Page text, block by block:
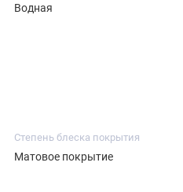
Водная
Степень блеска покрытия
Матовое покрытие